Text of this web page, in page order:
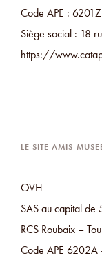
Code APE :
Siège social : 18
https://
LE SITE AMIS-
OVH
SAS au capital
RCS Roubaix –
Code APE 6202A